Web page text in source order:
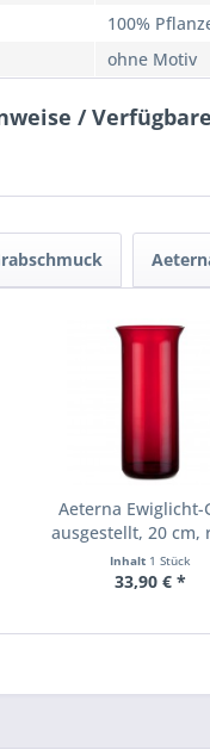
100%
ohne Motiv
/
Aeterna Ewiglicht-
ausgestellt, 20 cm,
Inhalt 1 Stück
33,90 € *